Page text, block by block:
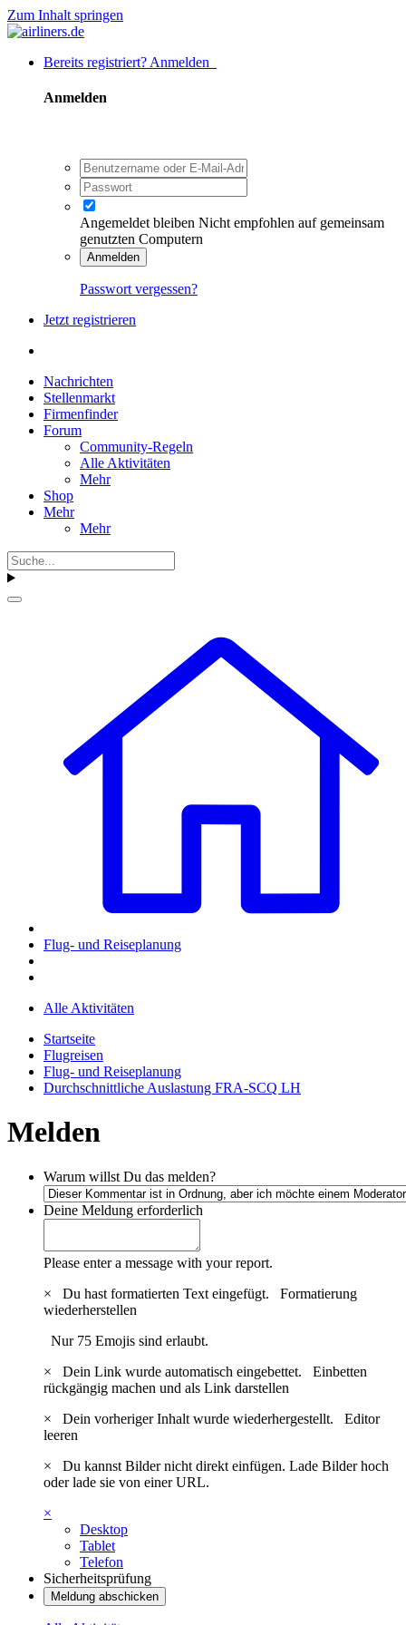
Zum Inhalt springen
Bereits registriert? Anmelden
Anmelden
Angemeldet bleiben Nicht empfohlen auf gemeinsam
genutzten Computern
Anmelden
Passwort vergessen?
Jetzt registrieren
Nachrichten
Stellenmarkt
Firmenfinder
Forum
Community-Regeln
Alle Aktivitäten
Mehr
Shop
Mehr
Mehr
Flug- und Reiseplanung
Alle Aktivitäten
Startseite
Flugreisen
Flug- und Reiseplanung
Durchschnittliche Auslastung FRA-SCQ LH
Melden
Warum willst Du das melden?
Deine Meldung erforderlich
Please enter a message with your report.
×
Du hast formatierten Text eingefügt. Formatierung
wiederherstellen
Nur 75 Emojis sind erlaubt.
×
Dein Link wurde automatisch eingebettet. Einbetten
rückgängig machen und als Link darstellen
×
Dein vorheriger Inhalt wurde wiederhergestellt. Editor
leeren
×
Du kannst Bilder nicht direkt einfügen. Lade Bilder hoch
oder lade sie von einer URL.
×
Desktop
Tablet
Telefon
Sicherheitsprüfung
Meldung abschicken